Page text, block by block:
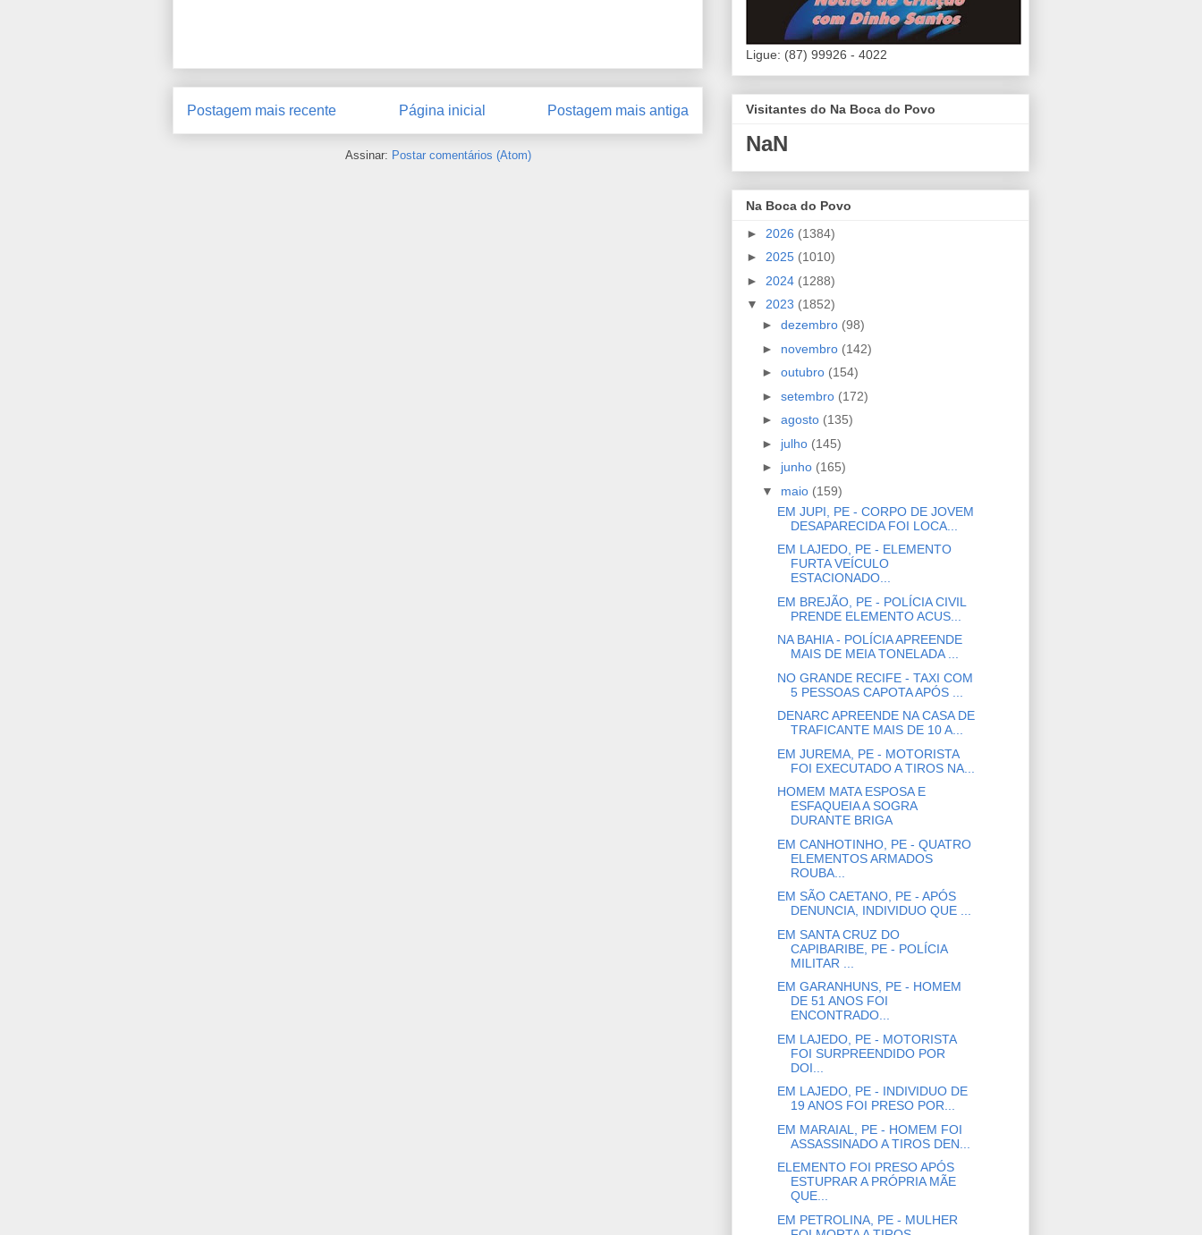
Postagem mais recente Postagem mais antiga
Página inicial
Assinar: Postar comentários (Atom)
Ligue: (87) 99926 - 4022
Visitantes do Na Boca do Povo
NaN
Na Boca do Povo
► 2026 (1384)
► 2025 (1010)
► 2024 (1288)
▼ 2023 (1852)
► dezembro (98)
► novembro (142)
► outubro (154)
► setembro (172)
► agosto (135)
► julho (145)
► junho (165)
▼ maio (159)
EM JUPI, PE - CORPO DE JOVEM
DESAPARECIDA FOI LOCA...
EM LAJEDO, PE - ELEMENTO
FURTA VEÍCULO
ESTACIONADO...
EM BREJÃO, PE - POLÍCIA CIVIL
PRENDE ELEMENTO ACUS...
NA BAHIA - POLÍCIA APREENDE
MAIS DE MEIA TONELADA ...
NO GRANDE RECIFE - TAXI COM
5 PESSOAS CAPOTA APÓS ...
DENARC APREENDE NA CASA DE
TRAFICANTE MAIS DE 10 A...
EM JUREMA, PE - MOTORISTA
FOI EXECUTADO A TIROS NA...
HOMEM MATA ESPOSA E
ESFAQUEIA A SOGRA
DURANTE BRIGA
EM CANHOTINHO, PE - QUATRO
ELEMENTOS ARMADOS
ROUBA...
EM SÃO CAETANO, PE - APÓS
DENUNCIA, INDIVIDUO QUE ...
EM SANTA CRUZ DO
CAPIBARIBE, PE - POLÍCIA
MILITAR ...
EM GARANHUNS, PE - HOMEM
DE 51 ANOS FOI
ENCONTRADO...
EM LAJEDO, PE - MOTORISTA
FOI SURPREENDIDO POR
DOI...
EM LAJEDO, PE - INDIVIDUO DE
19 ANOS FOI PRESO POR...
EM MARAIAL, PE - HOMEM FOI
ASSASSINADO A TIROS DEN...
ELEMENTO FOI PRESO APÓS
ESTUPRAR A PRÓPRIA MÃE
QUE...
EM PETROLINA, PE - MULHER